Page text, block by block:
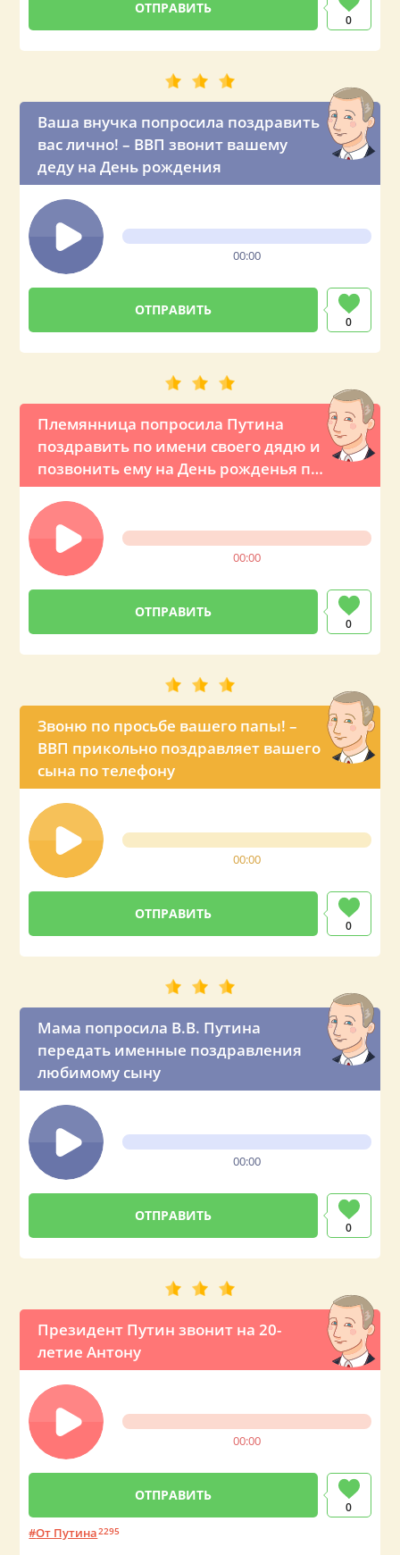
0
Ваша внучка попросила поздравить
вас лично! – ВВП звонит вашему
деду на День рождения
00:00
0
Племянница попросила Путина
поздравить по имени своего дядю и
позвонить ему на День рожденья по
телефону
00:00
0
Звоню по просьбе вашего папы! –
ВВП прикольно поздравляет вашего
сына по телефону
00:00
0
Мама попросила В.В. Путина
передать именные поздравления
любимому сыну
00:00
0
Президент Путин звонит на 20-
летие Антону
00:00
0
От Путина2295